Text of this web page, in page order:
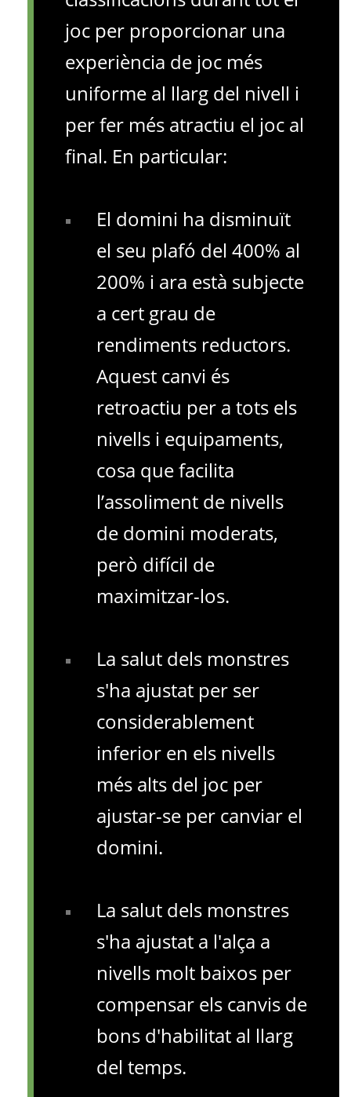
joc per proporcionar una
experiència de joc més
uniforme al llarg del nivell i
per fer més atractiu el joc al
final. En particular:
El domini ha disminuït
el seu plafó del 400% al
200% i ara està subjecte
a cert grau de
rendiments reductors.
Aquest canvi és
retroactiu per a tots els
nivells i equipaments,
cosa que facilita
l’assoliment de nivells
de domini moderats,
però difícil de
maximitzar-los.
La salut dels monstres
s'ha ajustat per ser
considerablement
inferior en els nivells
més alts del joc per
ajustar-se per canviar el
domini.
La salut dels monstres
s'ha ajustat a l'alça a
nivells molt baixos per
compensar els canvis de
bons d'habilitat al llarg
del temps.